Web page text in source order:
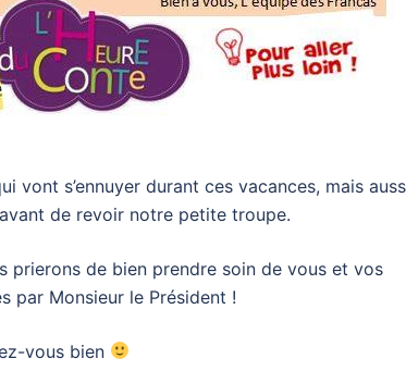
vont s’ennuyer durant ces vacances, mais
de revoir notre petite troupe.
prierons de bien prendre soin de vous et vos
par Monsieur le Président !
vous bien